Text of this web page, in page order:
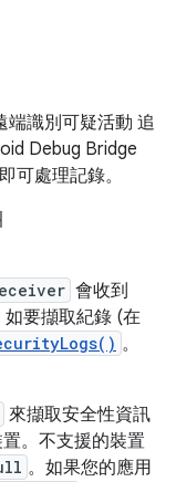
端識別可疑活動 追
Debug Bridge
可處理記錄。
會收到
如要擷取紀錄 (在
。
來擷取安全性資訊
。不支援的裝置
。如果您的應用